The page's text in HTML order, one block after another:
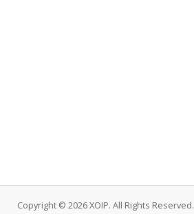
Copyright © 2026 XOIP. All Rights Reserved.